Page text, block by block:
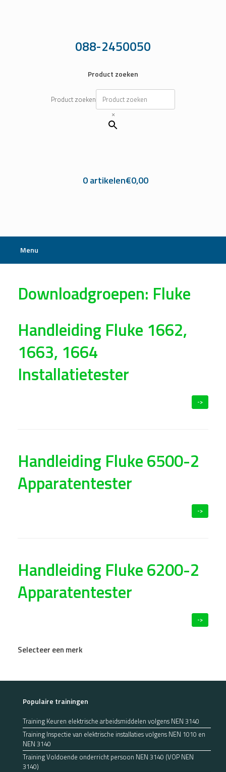
088-2450050
Product zoeken
Product zoeken
×
0 artikelen€0,00
Menu
Downloadgroepen: Fluke
Handleiding Fluke 1662,
1663, 1664
Installatietester
->
Handleiding Fluke 6500-2
Apparatentester
->
Handleiding Fluke 6200-2
Apparatentester
->
Selecteer een merk
Populaire trainingen
Training Keuren elektrische arbeidsmiddelen volgens NEN 3140
Training Inspectie van elektrische installaties volgens NEN 1010 en
NEN 3140
Training Voldoende onderricht persoon NEN 3140 (VOP NEN
3140)